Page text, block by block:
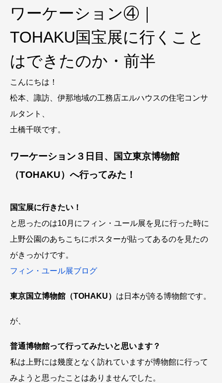
ワーケーション④｜
TOHAKU国宝展に行くこと
はできたのか・前半
こんにちは！
松本、諏訪、伊那地域の工務店エルハウスの住宅コンサ
ルタント、
土橋千咲です。
ワーケーション３日目、国立東京博物館
（TOHAKU）へ行ってみた！
国宝展に行きたい！
と思ったのは10月にフィン・ユール展を見に行った時に
上野公園のあちこちにポスターが貼ってあるのを見たの
がきっかけです。
フィン・ユール展ブログ
東京国立博物館（TOHAKU） は日本が誇る博物館です。
が、
普通博物館って行ってみたいと思います？
私は上野には幾度となく訪れていますが博物館に行って
みようと思ったことはありませんでした。